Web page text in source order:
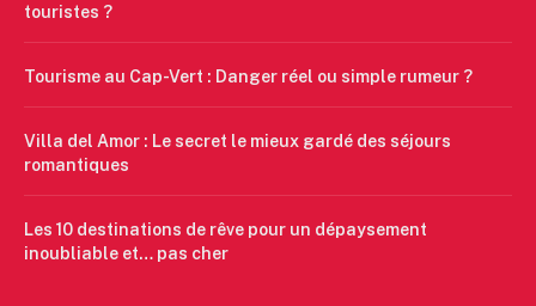
touristes ?
Tourisme au Cap-Vert : Danger réel ou simple rumeur ?
Villa del Amor : Le secret le mieux gardé des séjours
romantiques
Les 10 destinations de rêve pour un dépaysement
inoubliable et… pas cher